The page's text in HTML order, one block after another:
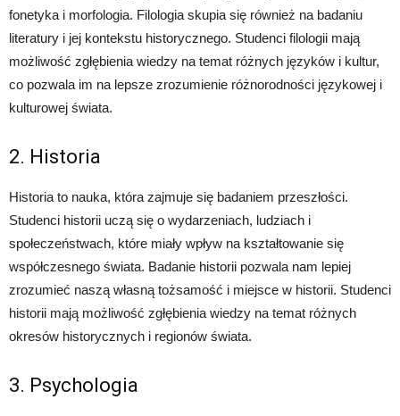
fonetyka i morfologia. Filologia skupia się również na badaniu
literatury i jej kontekstu historycznego. Studenci filologii mają
możliwość zgłębienia wiedzy na temat różnych języków i kultur,
co pozwala im na lepsze zrozumienie różnorodności językowej i
kulturowej świata.
2. Historia
Historia to nauka, która zajmuje się badaniem przeszłości.
Studenci historii uczą się o wydarzeniach, ludziach i
społeczeństwach, które miały wpływ na kształtowanie się
współczesnego świata. Badanie historii pozwala nam lepiej
zrozumieć naszą własną tożsamość i miejsce w historii. Studenci
historii mają możliwość zgłębienia wiedzy na temat różnych
okresów historycznych i regionów świata.
3. Psychologia